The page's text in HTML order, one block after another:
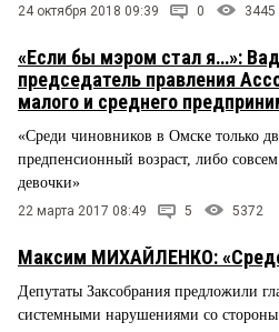
24 октября 2018 09:39 0 3445
«Если бы мэром стал я…»:
председатель правления
малого и среднего
«Среди чиновников в Омске только
предпенсионный возраст, либо
девочки»
22 марта 2017 08:49 5 5372
Максим МИХАЙЛЕНКО:
Депутаты Заксобрания предложили
системными нарушениями со